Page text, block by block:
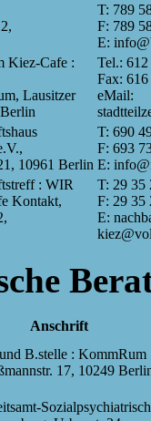
T: 789
F: 789
E:
Kiez-Cafe :
Lausitzer
Tel.:
Fax:
eMail:
10961 Berlin
T: 690
F: 693
E:
: WIR
Kontakt,
T: 29 35
F: 29 35
E:
Anschrift
B.stelle : KommRum
17, 10249